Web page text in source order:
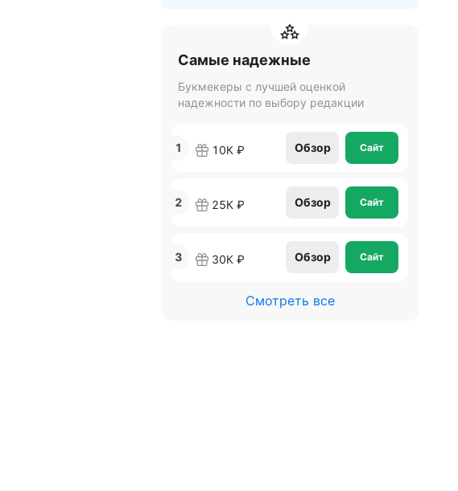
Самые надежные
Букмекеры с лучшей оценкой
надежности по выбору редакции
1 10К ₽ Обзор Сайт
2 25К ₽ Обзор Сайт
3 30К ₽ Обзор Сайт
Смотреть все